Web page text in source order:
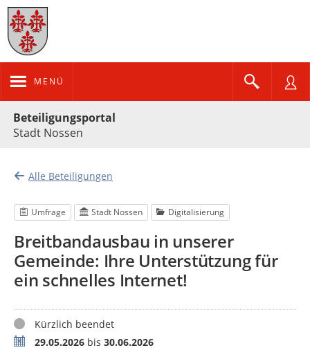
MENÜ
Beteiligungsportal
Stadt Nossen
Alle Beteiligungen
Umfrage Stadt Nossen Digitalisierung
Breitbandausbau in unserer
Gemeinde: Ihre Unterstützung für
ein schnelles Internet!
StatusKürzlich beendet
Zeitraum29.05.2026 bis 30.06.2026